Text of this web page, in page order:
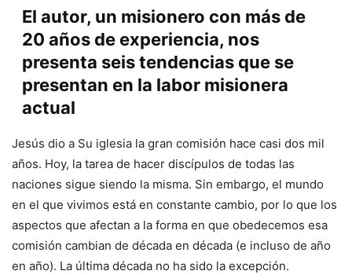
El autor, un misionero con más de
20 años de experiencia, nos
presenta seis tendencias que se
presentan en la labor misionera
actual
Jesús dio a Su iglesia la gran comisión hace casi dos mil
años. Hoy, la tarea de hacer discípulos de todas las
naciones sigue siendo la misma. Sin embargo, el mundo
en el que vivimos está en constante cambio, por lo que los
aspectos que afectan a la forma en que obedecemos esa
comisión cambian de década en década (e incluso de año
en año). La última década no ha sido la excepción.